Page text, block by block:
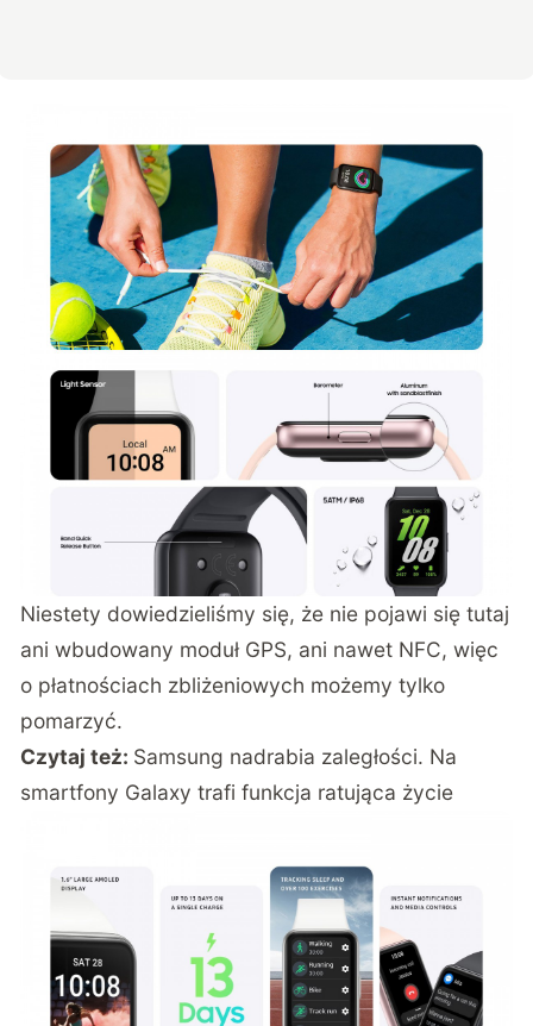
Niestety dowiedzieliśmy się, że nie pojawi się tutaj
ani wbudowany moduł GPS, ani nawet NFC, więc
o płatnościach zbliżeniowych możemy tylko
pomarzyć.
Czytaj też: Samsung nadrabia zaległości. Na
smartfony Galaxy trafi funkcja ratująca życie